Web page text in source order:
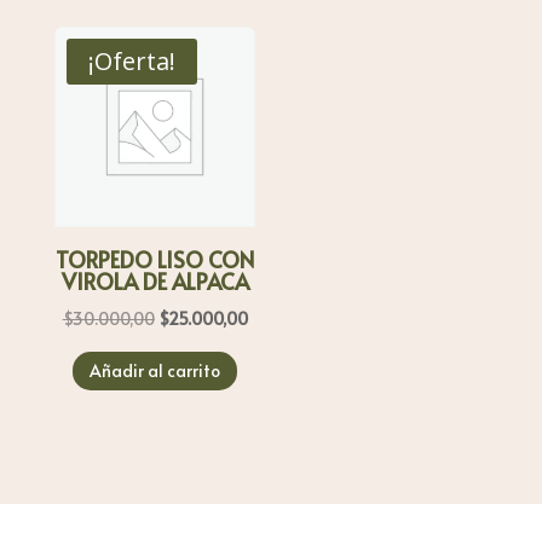
$30.000,00.
¡Oferta!
TORPEDO LISO CON
VIROLA DE ALPACA
$30.000,00 El
precio
original
$25.000,00El
Añadir al carrito